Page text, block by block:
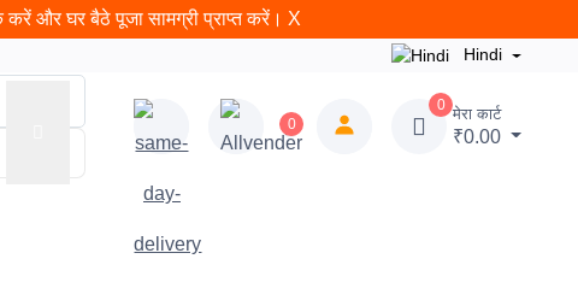
और घर बैठे पूजा सामग्री प्राप्त करें। X
Hindi
0
0 मेरा कार्ट
₹0.00